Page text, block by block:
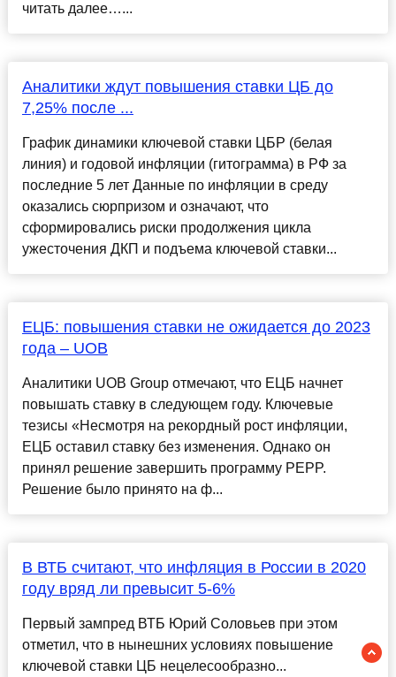
читать далее…...
Аналитики ждут повышения ставки ЦБ до
7,25% после ...
График динамики ключевой ставки ЦБР (белая
линия) и годовой инфляции (гитограмма) в РФ за
последние 5 лет Данные по инфляции в среду
оказались сюрпризом и означают, что
сформировались риски продолжения цикла
ужесточения ДКП и подъема ключевой ставки...
ЕЦБ: повышения ставки не ожидается до 2023
года – UOB
Аналитики UOB Group отмечают, что ЕЦБ начнет
повышать ставку в следующем году. Ключевые
тезисы «Несмотря на рекордный рост инфляции,
ЕЦБ оставил ставку без изменения. Однако он
принял решение завершить программу PEPP.
Решение было принято на ф...
В ВТБ считают, что инфляция в России в 2020
году вряд ли превысит 5-6%
Первый зампред ВТБ Юрий Соловьев при этом
отметил, что в нынешних условиях повышение
ключевой ставки ЦБ нецелесообразно...